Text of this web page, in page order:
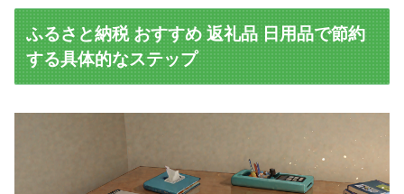
ふるさと納税 おすすめ 返礼品 日用品で節約
する具体的なステップ